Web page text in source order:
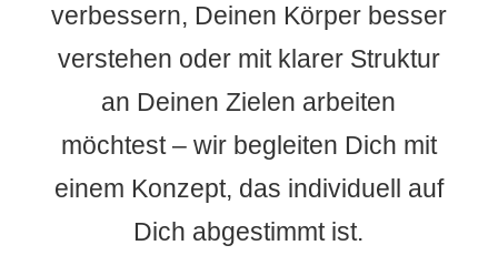
verbessern, Deinen Körper besser
verstehen oder mit klarer Struktur
an Deinen Zielen arbeiten
möchtest – wir begleiten Dich mit
einem Konzept, das individuell auf
Dich abgestimmt ist.